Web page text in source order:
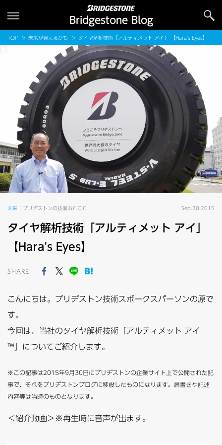
Bridgestone Blog
TOP 未来が見えるかも タイヤ解析技術「アルティメット アイ」 【Hara's Eyes】
タイヤ解析技術「アルティメット アイ」
【Hara's Eyes】
未来 ブリヂストンの技術あれこれ Sep.30.2015
SHARE
こんにちは。ブリヂストン技術スポークスパーソンの原で
す。
今回は、当社のタイヤ解析技術「アルティメット アイ
™」についてご紹介します。
※この記事は2015年9月30日にブリヂストンの企業サイト上で公開された記
事で、それをブリヂストンブログに移設したものになります。肩書きや記述
内容等は当時のものとなります。
＜紹介動画＞※再生時に音声が出ます。